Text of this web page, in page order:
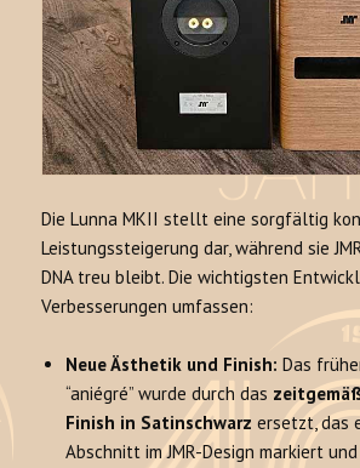
Die Lunna MKII stellt eine sorgfältig
Leistungssteigerung dar, während sie
DNA treu bleibt. Die wichtigsten
Verbesserungen umfassen:
Neue Ästhetik und Finish: Das
“aniégré” wurde durch das
Finish in Satinschwarz ersetzt, das
Abschnitt im JMR-Design markiert